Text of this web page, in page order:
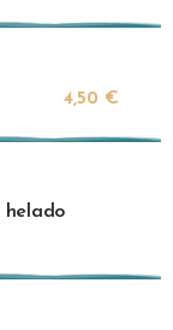
4,50 €
helado